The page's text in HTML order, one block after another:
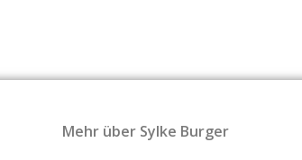
Mehr über Sylke Burger